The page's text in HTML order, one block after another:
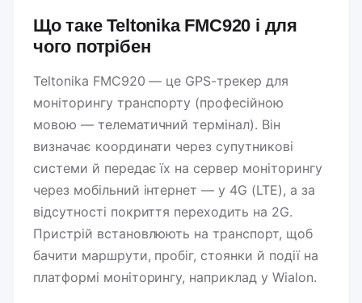
Що таке Teltonika FMC920 і для
чого потрібен
Teltonika FMC920 — це GPS-трекер для
моніторингу транспорту (професійною
мовою — телематичний термінал). Він
визначає координати через супутникові
системи й передає їх на сервер моніторингу
через мобільний інтернет — у 4G (LTE), а за
відсутності покриття переходить на 2G.
Пристрій встановлюють на транспорт, щоб
бачити маршрути, пробіг, стоянки й події на
платформі моніторингу, наприклад у Wialon.